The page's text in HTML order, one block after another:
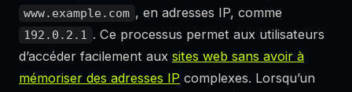
www.example.com , en adresses IP, comme
192.0.2.1
. Ce processus permet aux utilisateurs
d’accéder facilement aux sites web sans avoir à
mémoriser des adresses IP complexes. Lorsqu’un